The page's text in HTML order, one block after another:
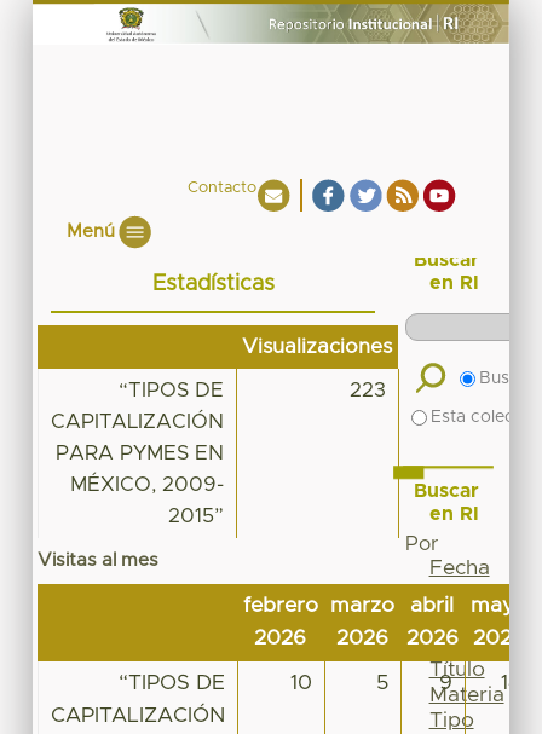
Contacto
Menú
Estadísticas
Visualizaciones
“TIPOS DE
CAPITALIZACIÓN
PARA PYMES EN
MÉXICO, 2009-
2015”
223
Visitas al mes
febrero
2026
marzo
2026
abril
2026
mayo
2026
“TIPOS DE
CAPITALIZACIÓN
10 5 9 14
Buscar
en RI
Buscar
Esta
Buscar
en RI
Por
Fecha
de
publicación
Autor
Título
Materia
Tipo